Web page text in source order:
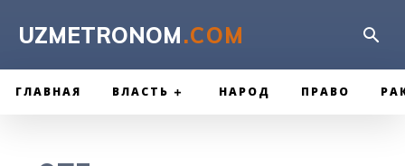
UZMETRONOM.COM
ГЛАВНАЯ ВЛАСТЬ НАРОД ПРАВО